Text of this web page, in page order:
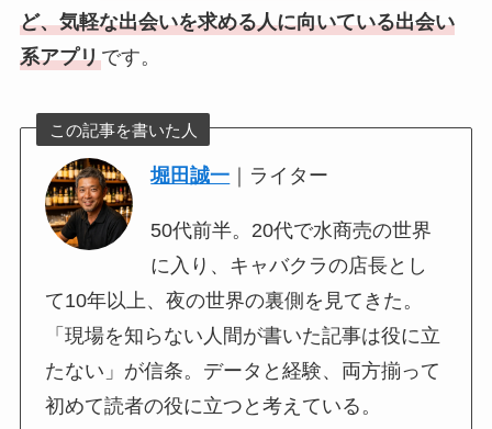
ど、気軽な出会いを求める人に向いている出会い
系アプリです。
この記事を書いた人
堀田誠一 ｜ライター
50代前半。20代で水商売の世界
に入り、キャバクラの店長とし
て10年以上、夜の世界の裏側を見てきた。
「現場を知らない人間が書いた記事は役に立
たない」が信条。データと経験、両方揃って
初めて読者の役に立つと考えている。